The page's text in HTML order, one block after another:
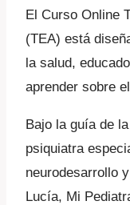
El Curso Online
(TEA) está
la salud,
aprender sobre
Bajo la guía de
psiquiatra
neurodesarrollo
Lucía, Mi